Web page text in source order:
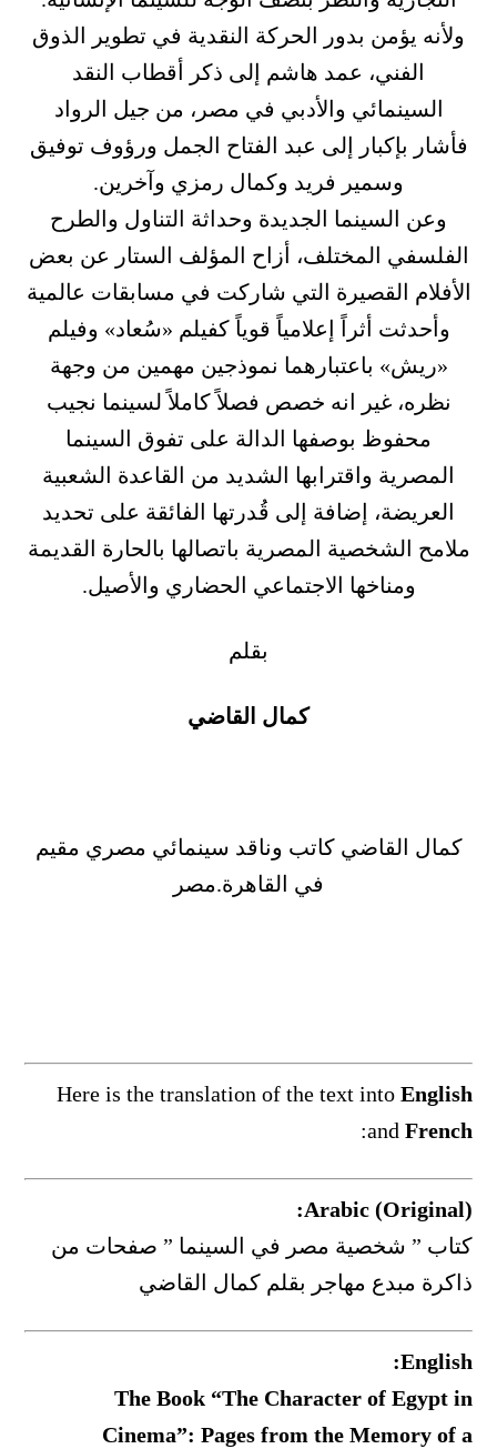
ولأنه يؤمن بدور الحركة النقدية في تطوير الذوق
الفني، عمد هاشم إلى ذكر أقطاب النقد
السينمائي والأدبي في مصر، من جيل الرواد
فأشار بإكبار إلى عبد الفتاح الجمل ورؤوف توفيق
وسمير فريد وكمال رمزي وآخرين.
وعن السينما الجديدة وحداثة التناول والطرح
الفلسفي المختلف، أزاح المؤلف الستار عن بعض
الأفلام القصيرة التي شاركت في مسابقات عالمية
وأحدثت أثراً إعلامياً قوياً كفيلم «سُعاد» وفيلم
«ريش» باعتبارهما نموذجين مهمين من وجهة
نظره، غير انه خصص فصلاً كاملاً لسينما نجيب
محفوظ بوصفها الدالة على تفوق السينما
المصرية واقترابها الشديد من القاعدة الشعبية
العريضة، إضافة إلى قُدرتها الفائقة على تحديد
ملامح الشخصية المصرية باتصالها بالحارة القديمة
ومناخها الاجتماعي الحضاري والأصيل.
بقلم
كمال القاضي
كمال القاضي كاتب وناقد سينمائي مصري مقيم
في القاهرة.مصر
Here is the translation of the text into English
and French
:
Arabic (Original):
كتاب ” شخصية مصر في السينما ” صفحات من
ذاكرة مبدع مهاجر بقلم كمال القاضي
English:
The Book “The Character of Egypt in
Cinema”: Pages from the Memory of a